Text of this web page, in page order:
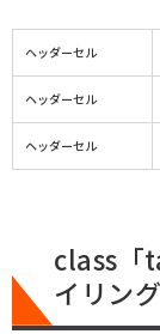
ヘッダーセル
ヘッダーセル
ヘッダーセル
class「
イリング